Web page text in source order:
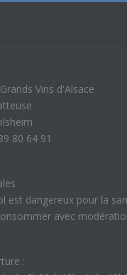
Vins d'Alsace
80 64 91
est dangereux pour la
avec
: